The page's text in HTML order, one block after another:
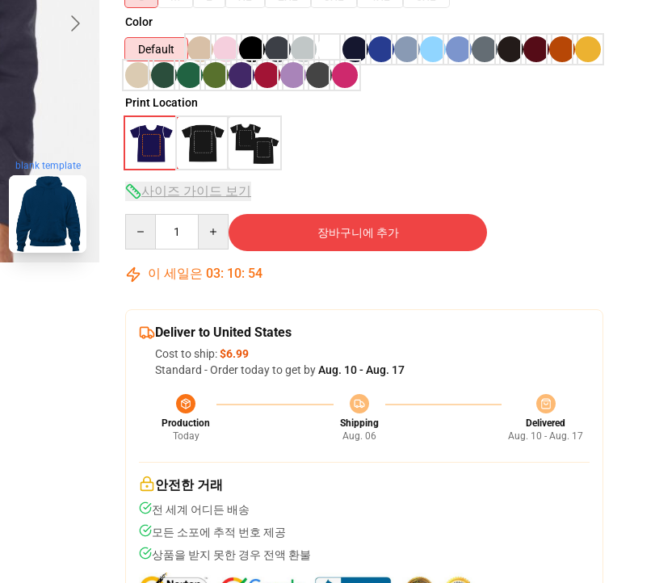
blank template
Color
Default
Print Location
사이즈 가이드 보기
장바구니에 추가
이 세일은 03: 10: 53
Deliver to United States
Cost to ship:$6.99
Standard - Order today to get byAug. 10 - Aug. 17
Production
Today
Shipping
Aug. 06
Delivered
Aug. 10 - Aug. 17
안전한 거래
전 세계 어디든 배송
모든 소포에 추적 번호 제공
상품을 받지 못한 경우 전액 환불